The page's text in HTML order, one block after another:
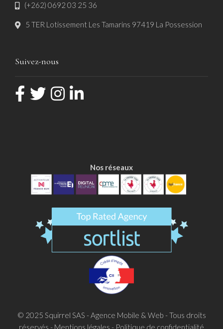
(+262) 0692 03 25 36
5 TER Lotissement Les Tamarins 97419 La Possession
Suivez-nous
Nos réseaux
© 2025 Squirrel SAS - Agence Mobile & Web - Tous droits
réservés - Mentions légales - Politique de confidentialité